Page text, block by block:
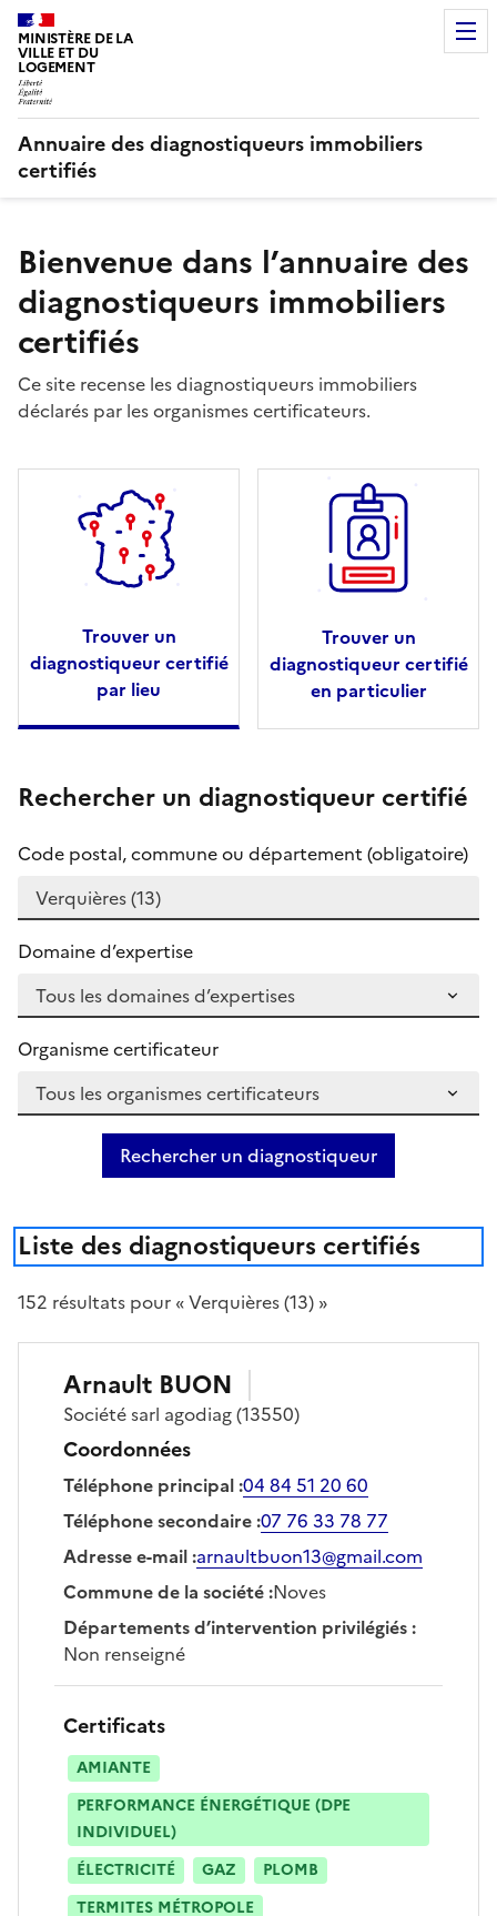
MINISTÈRE DE LA
VILLE ET DU
LOGEMENT
Annuaire des diagnostiqueurs immobiliers
certifiés
Bienvenue dans l’annuaire des
diagnostiqueurs immobiliers
certifiés
Ce site recense les diagnostiqueurs immobiliers
déclarés par les organismes certificateurs.
Trouver un
diagnostiqueur certifié
par lieu
Trouver un
diagnostiqueur certifié
en particulier
Rechercher un diagnostiqueur certifié
Code postal, commune ou département (obligatoire)
Domaine d’expertise
Organisme certificateur
Rechercher un diagnostiqueur
Liste des diagnostiqueurs certifiés
152 résultats pour « Verquières (13) »
Arnault BUON
Sociétésarl agodiag(13550)
Coordonnées
Téléphone principal:04 84 51 20 60
Téléphone secondaire:07 76 33 78 77
Adresse e-mail:arnaultbuon13@gmail.com
Commune de la société:Noves
Départements d’intervention privilégiés:
Non renseigné
Certificats
AMIANTE
PERFORMANCE ÉNERGÉTIQUE (DPE
INDIVIDUEL)
ÉLECTRICITÉ
GAZ
PLOMB
TERMITES MÉTROPOLE